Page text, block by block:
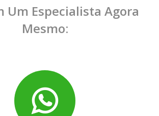
Um Especialista Agora
Mesmo: